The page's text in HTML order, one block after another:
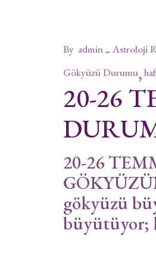
By admin Astroloji
Gökyüzü Durumu
20-26
20-26
gökyüzü
büyütüyor;